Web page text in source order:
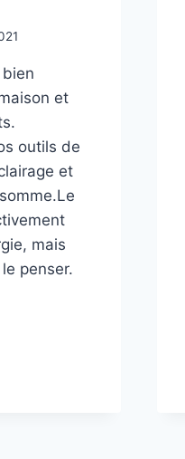
bien
et
outils de
et
mais
penser.